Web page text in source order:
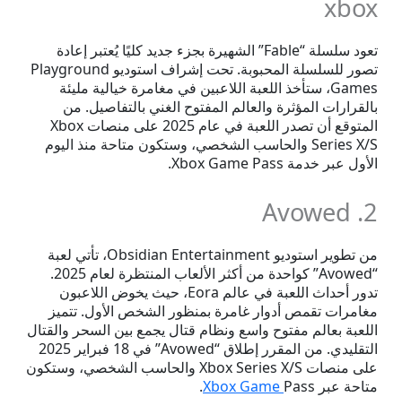
xbox
تعود سلسلة “Fable” الشهيرة بجزء جديد كليًا يُعتبر إعادة
تصور للسلسلة المحبوبة. تحت إشراف استوديو Playground
Games، ستأخذ اللعبة اللاعبين في مغامرة خيالية مليئة
بالقرارات المؤثرة والعالم المفتوح الغني بالتفاصيل. من
المتوقع أن تصدر اللعبة في عام 2025 على منصات Xbox
Series X/S والحاسب الشخصي، وستكون متاحة منذ اليوم
الأول عبر خدمة Xbox Game Pass.
2. Avowed
من تطوير استوديو Obsidian Entertainment، تأتي لعبة
“Avowed” كواحدة من أكثر الألعاب المنتظرة لعام 2025.
تدور أحداث اللعبة في عالم Eora، حيث يخوض اللاعبون
مغامرات تقمص أدوار غامرة بمنظور الشخص الأول. تتميز
اللعبة بعالم مفتوح واسع ونظام قتال يجمع بين السحر والقتال
التقليدي. من المقرر إطلاق “Avowed” في 18 فبراير 2025
على منصات Xbox Series X/S والحاسب الشخصي، وستكون
متاحة عبر
Xbox Game Pass.